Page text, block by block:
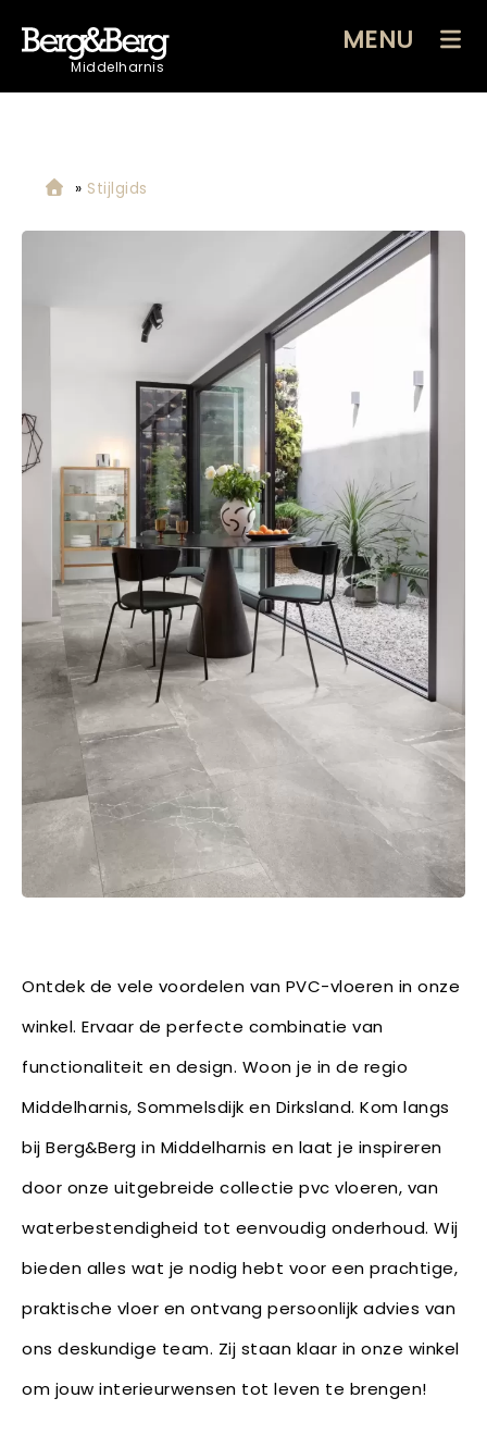
Middelharnis
MENU
» Stijlgids
Ontdek de vele voordelen van PVC-vloeren in onze
winkel. Ervaar de perfecte combinatie van
functionaliteit en design. Woon je in de regio
Middelharnis, Sommelsdijk en Dirksland. Kom langs
bij Berg&Berg in Middelharnis en laat je inspireren
door onze uitgebreide collectie pvc vloeren, van
waterbestendigheid tot eenvoudig onderhoud. Wij
bieden alles wat je nodig hebt voor een prachtige,
praktische vloer en ontvang persoonlijk advies van
ons deskundige team. Zij staan klaar in onze winkel
om jouw interieurwensen tot leven te brengen!